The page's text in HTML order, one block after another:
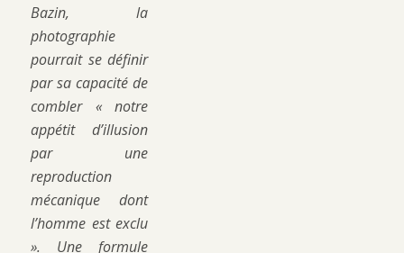
Bazin, la
photographie
pourrait se définir
par sa capacité de
combler « notre
appétit d’illusion
par une
reproduction
mécanique dont
l’homme est exclu
». Une formule